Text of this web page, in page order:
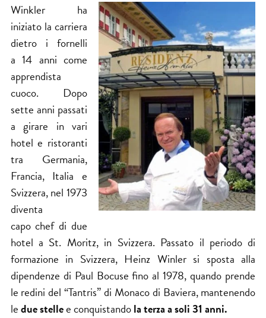
Winkler ha
iniziato la carriera
dietro i fornelli
a 14 anni come
apprendista
cuoco. Dopo
sette anni passati
a girare in vari
hotel e ristoranti
tra Germania,
Francia, Italia e
Svizzera, nel 1973
diventa
capo chef di due
hotel a St. Moritz, in Svizzera. Passato il periodo di
formazione in Svizzera, Heinz Winler si sposta alla
dipendenze di Paul Bocuse fino al 1978, quando prende
le redini del “Tantris” di Monaco di Baviera, mantenendo
ledue stellee conquistandola terza a soli 31 anni.